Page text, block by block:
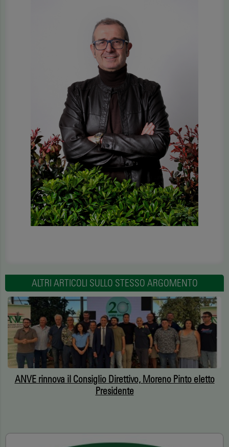
ALTRI ARTICOLI SULLO STESSO ARGOMENTO
ANVE rinnova il Consiglio Direttivo, Moreno Pinto eletto
Presidente